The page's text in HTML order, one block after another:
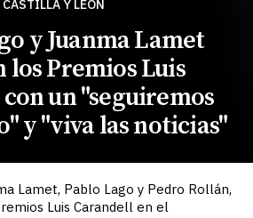
CASTILLA Y LEÓN
y Juanma Lamet
los Premios Luis
un "seguiremos
y "viva las noticias"
Lamet, Pablo Lago y Pedro Rollán,
Luis Carandell en el